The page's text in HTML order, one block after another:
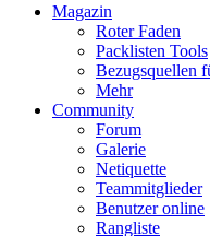
Magazin
Roter Faden
Packlisten Tools
Bezugsquellen
Mehr
Community
Forum
Galerie
Netiquette
Teammitglieder
Benutzer online
Rangliste